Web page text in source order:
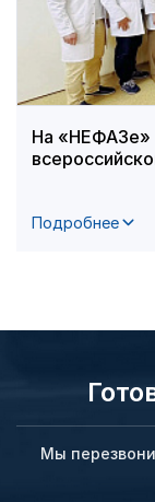
На «НЕФАЗе»
Подробнее
Мы